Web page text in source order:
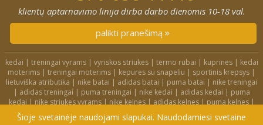
klientų aptarnavimo linija dirba darbo dienomis 10-18 val.
palikti pranešimą
kedai | treningai vyrams| vyriskos striukes| termo rubai | kuprines| kedai
moterims | treningai moterims | kepures su snapeliu | sportinis krepsys |
lietuviška atributika | nike batai | adidas batai | puma batai | nike treningai
| adidas treningai | puma treningai | nike kedai | adidas kedai | puma
kedai | nike striukes vyrams| nike kelnes| adidas kelnes| puma kelnes|
nike kuprines
nike kojines nike treningai moterims
adidas striukes|nike dzemperiai|nike tampres
Šioje svetainėje naudojami slapukai. Naudodamiesi svetaine